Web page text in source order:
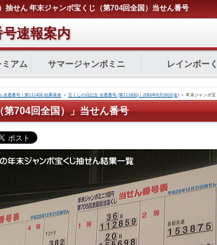
抽せん 年末ジャンボ宝くじ（第704回全国）当せん番号
速報案内
アム サマージャンボミニ レインボー
当選番号｜第1114回 結果発表＞ 宝くじの日記念 当選番号 (第1118回)｜2026年8月28日(金) ＞年末ジャンボ宝
第704回全国）」当せん番号